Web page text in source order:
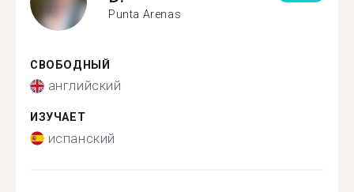
Punta Arenas
СВОБОДНЫЙ
английский
ИЗУЧАЕТ
испанский